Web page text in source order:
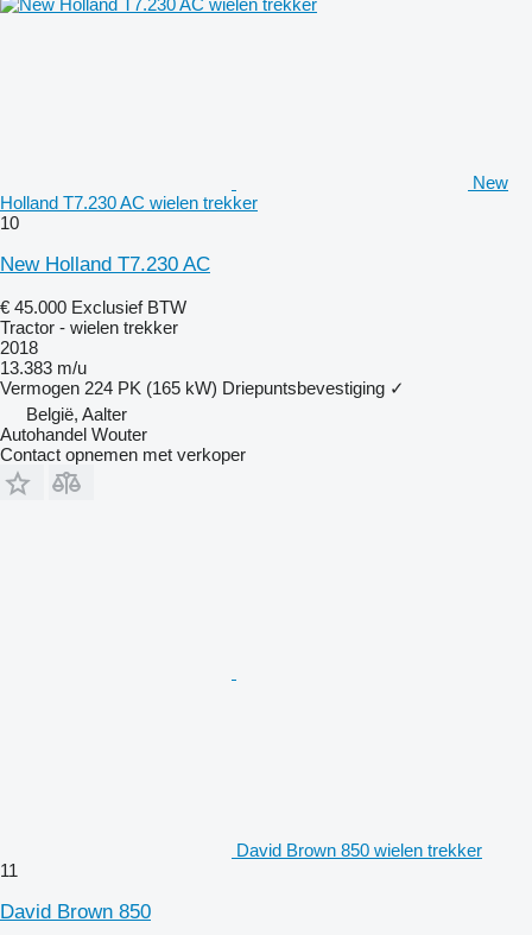
New
Holland T7.230 AC wielen trekker
10
New Holland T7.230 AC
€ 45.000 Exclusief BTW
Tractor - wielen trekker
2018
13.383 m/u
Vermogen 224 PK (165 kW) Driepuntsbevestiging ✓
België, Aalter
Autohandel Wouter
Contact opnemen met verkoper
David Brown 850 wielen trekker
11
David Brown 850